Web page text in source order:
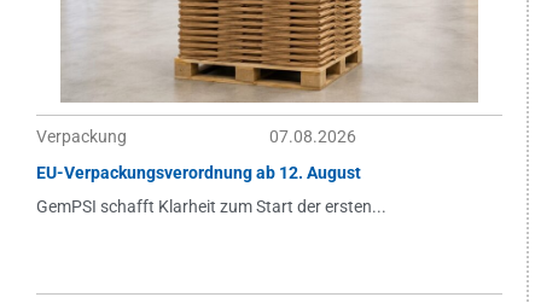
Verpackung
07.08.2026
EU-Verpackungsverordnung ab 12. August
GemPSI schafft Klarheit zum Start der ersten...